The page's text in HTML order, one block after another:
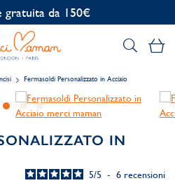
gratuita
Il
Fermasoldi Personalizzato in Acciaio
IN
5/5 - 6 recensioni